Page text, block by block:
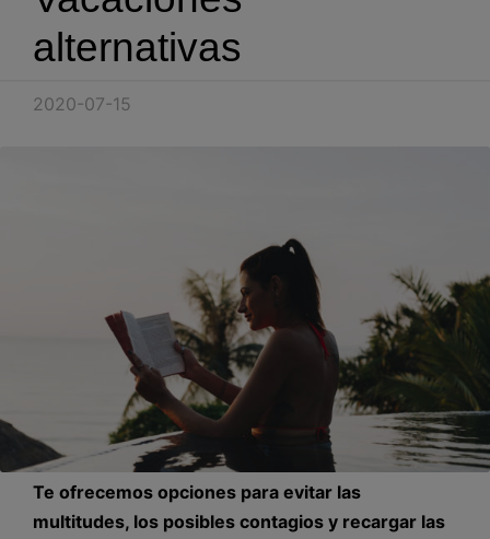
Blog
Entrar
Hablemos
alternativas
2020-07-15
Te ofrecemos opciones para evitar las
multitudes, los posibles contagios y recargar las